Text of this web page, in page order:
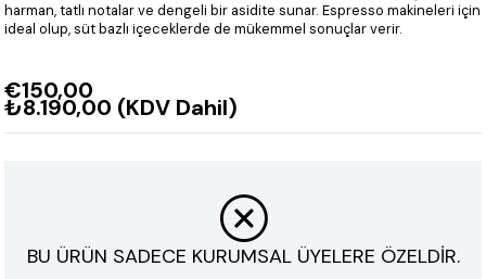
harman, tatlı notalar ve dengeli bir asidite sunar. Espresso makineleri için
ideal olup, süt bazlı içeceklerde de mükemmel sonuçlar verir.
€150,00
₺8.190,00 (KDV Dahil)
BU ÜRÜN SADECE KURUMSAL ÜYELERE ÖZELDİR.